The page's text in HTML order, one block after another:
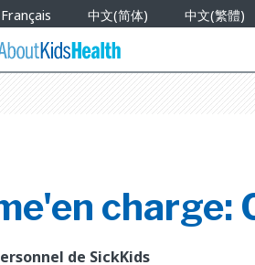
Français 中文(简体) 中文(繁體)
charge:
de SickKids